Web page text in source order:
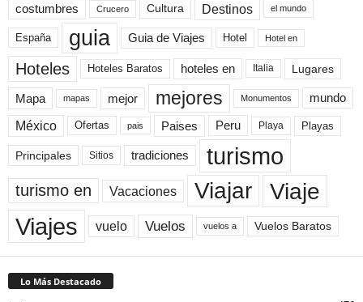
costumbres Crucero Cultura Destinos el mundo
España guia Guia de Viajes Hotel Hotel en
Hoteles Hoteles Baratos hoteles en Italia Lugares
Mapa mapas mejor mejores Monumentos mundo
México Ofertas pais Paises Peru Playa Playas
Principales Sitios tradiciones turismo
turismo en Vacaciones Viajar Viaje
Viajes vuelo Vuelos vuelos a Vuelos Baratos
Lo Más Destacado